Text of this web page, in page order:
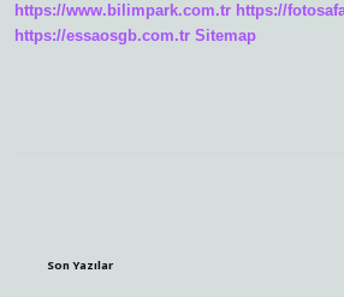
https://www.bilimpark.com.tr https://
https://essaosgb.com.tr Sitemap
Son Yazılar